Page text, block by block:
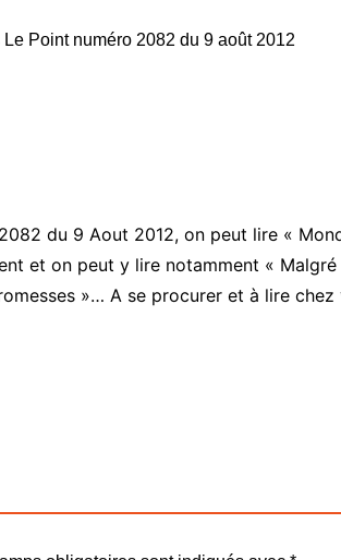
du 9 Aout 2012, on peut lire «
et on peut y lire notamment «
»… A se procurer et à lire